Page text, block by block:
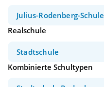
Julius-Rodenberg-Schule
Realschule
Stadtschule
Kombinierte Schultypen